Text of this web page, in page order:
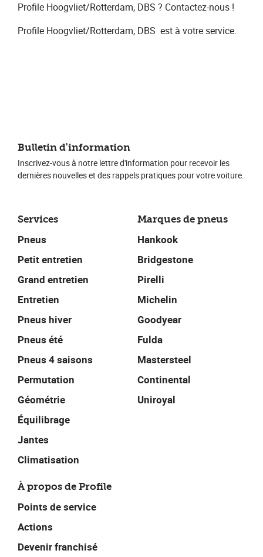
Profile Hoogvliet/Rotterdam, DBS​ ? Contactez-nous !
Profile Hoogvliet/Rotterdam, DBS ​ est à votre service.
Services
Pneus
Petit entretien
Grand entretien
Entretien
Pneus hiver
Pneus été
Pneus 4 saisons
Permutation
Géométrie
Équilibrage
Jantes
Climatisation
Marques de pneus
Hankook
Bridgestone
Pirelli
Michelin
Goodyear
Fulda
Mastersteel
Continental
Uniroyal
À propos de Profile
Points de service
Actions
Devenir franchisé
Bulletin d'information
Inscrivez-vous à notre lettre d'information pour recevoir les
dernières nouvelles et des rappels pratiques pour votre voiture.